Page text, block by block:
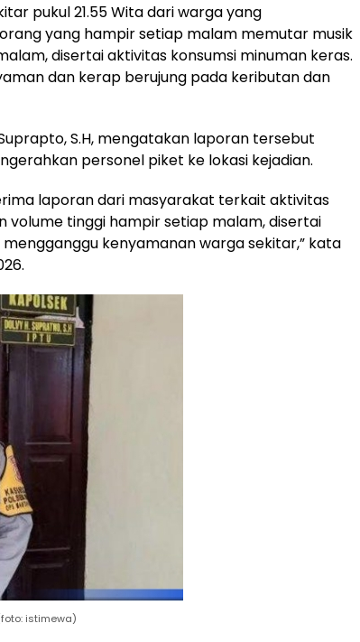
pukul 21.55 Wita dari warga yang
yang hampir setiap malam memutar musik
disertai aktivitas konsumsi minuman keras.
dan kerap berujung pada keributan dan
S.H, mengatakan laporan tersebut
personel piket ke lokasi kejadian.
laporan dari masyarakat terkait aktivitas
volume tinggi hampir setiap malam, disertai
kenyamanan warga sekitar,” kata
istimewa)